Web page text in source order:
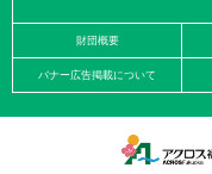
財団概要
バナー広告掲載について